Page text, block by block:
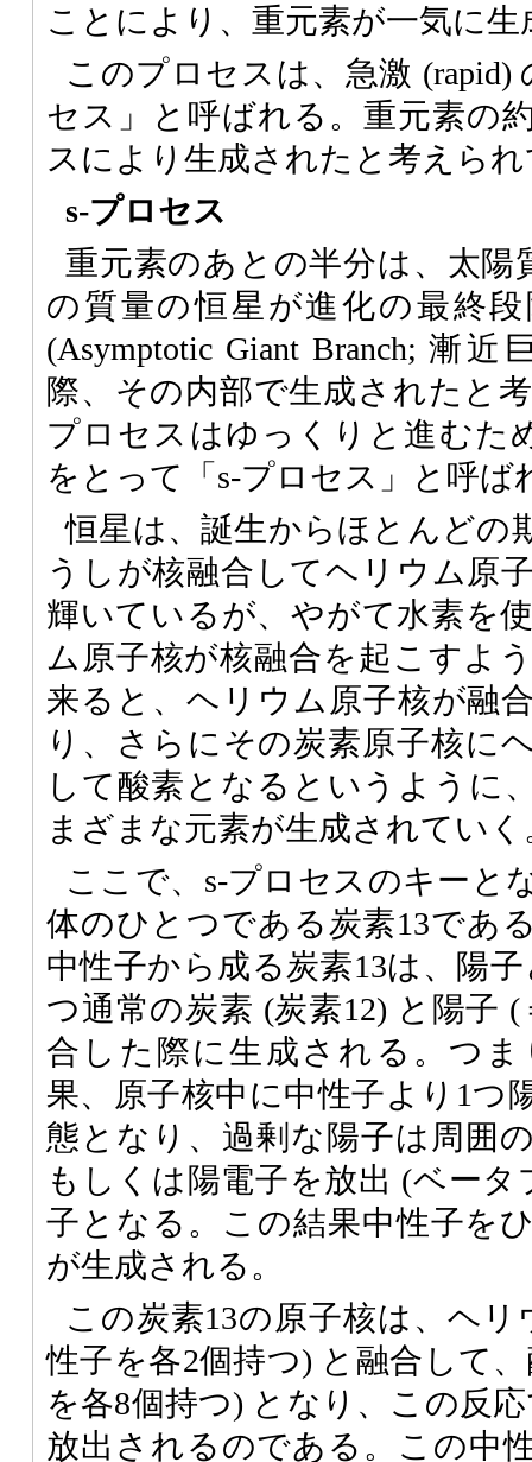
ことにより、重元素が一気に
このプロセスは、急激 (rapid)
セス」と呼ばれる。重元素の
スにより生成されたと考えら
s-プロセス
重元素のあとの半分は、太陽
の質量の恒星が進化の最終
(Asymptotic Giant Branch; 漸
際、その内部で生成されたと
プロセスはゆっくりと進むた
をとって「s-プロセス」と呼ば
恒星は、誕生からほとんどの
うしが核融合してヘリウム原
輝いているが、やがて水素を
ム原子核が核融合を起こすよ
来ると、ヘリウム原子核が融
り、さらにその炭素原子核に
して酸素となるというように
まざまな元素が生成されていく
ここで、s-プロセスのキーと
体のひとつである炭素13であ
中性子から成る炭素13は、陽
つ通常の炭素 (炭素12) と陽子
合した際に生成される。つ
果、原子核中に中性子より1つ
態となり、過剰な陽子は周囲
もしくは陽電子を放出 (ベー
子となる。この結果中性子を
が生成される。
この炭素13の原子核は、ヘ
性子を各2個持つ) と融合して
を各8個持つ) となり、この反
放出されるのである。この中